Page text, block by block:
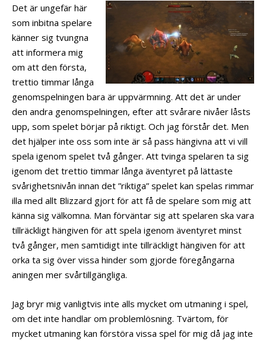
Det är ungefär här
som inbitna spelare
känner sig tvungna
att informera mig
om att den första,
trettio timmar långa
genomspelningen bara är uppvärmning. Att det är under
den andra genomspelningen, efter att svårare nivåer låsts
upp, som spelet börjar på riktigt. Och jag förstår det. Men
det hjälper inte oss som inte är så pass hängivna att vi vill
spela igenom spelet två gånger. Att tvinga spelaren ta sig
igenom det trettio timmar långa äventyret på lättaste
svårighetsnivån innan det ”riktiga” spelet kan spelas rimmar
illa med allt Blizzard gjort för att få de spelare som mig att
känna sig välkomna. Man förväntar sig att spelaren ska vara
tillräckligt hängiven för att spela igenom äventyret minst
två gånger, men samtidigt inte tillräckligt hängiven för att
orka ta sig över vissa hinder som gjorde föregångarna
aningen mer svårtillgängliga.
Jag bryr mig vanligtvis inte alls mycket om utmaning i spel,
om det inte handlar om problemlösning. Tvärtom, för
mycket utmaning kan förstöra vissa spel för mig då jag inte